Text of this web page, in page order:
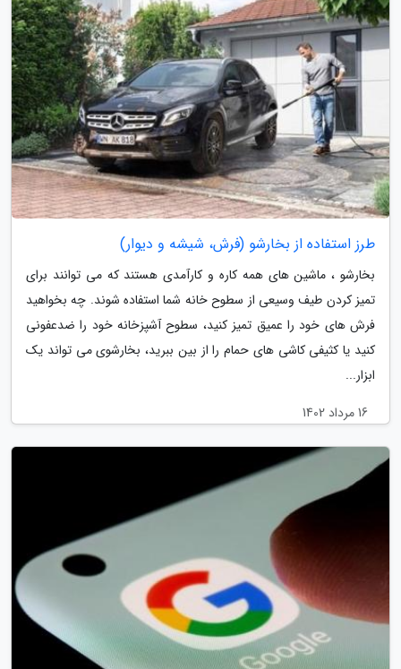
طرز استفاده از بخارشو (فرش، شیشه و دیوار)
بخارشو ، ماشین های همه کاره و کارآمدی هستند که می توانند برای
تمیز کردن طیف وسیعی از سطوح خانه شما استفاده شوند. چه بخواهید
فرش های خود را عمیق تمیز کنید، سطوح آشپزخانه خود را ضدعفونی
کنید یا کثیفی کاشی های حمام را از بین ببرید، بخارشوی می تواند یک
ابزار...
16 مرداد 1402